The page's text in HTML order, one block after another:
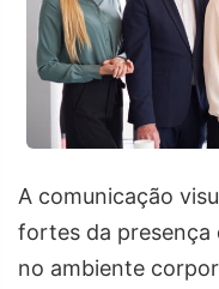
A comunicação
fortes da
no ambiente